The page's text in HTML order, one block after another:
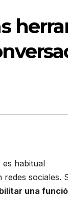
habitual
sociales.
una